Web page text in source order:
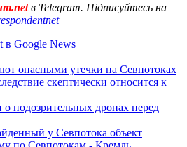
в Telegram. Підписуйтесь на
в Google News
опасными утечки на Севпотоках
скептически относится к
подозрительных дронах перед
у Севпотока объект